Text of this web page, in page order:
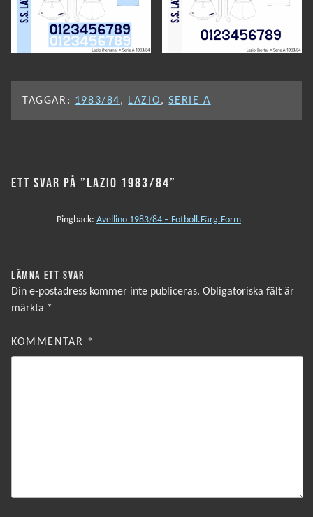
TAGGAR: 1983/84, LAZIO,SERIE A
ETT SVAR PÅ ”LAZIO 1983/84”
Pingback: Avellino 1983/84 – Fotboll.Färg.Form
LÄMNA ETT SVAR
Din e-postadress kommer inte publiceras. Obligatoriska fält är
märkta *
KOMMENTAR *